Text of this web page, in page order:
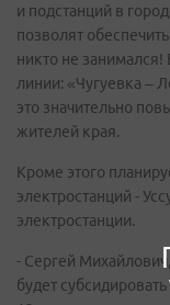
и подстанций в
позволят
никто не
линии: «Чугуевка –
это значительно
жителей края.
Кроме этого
электростанций -
электростанции.
- Сергей
будет